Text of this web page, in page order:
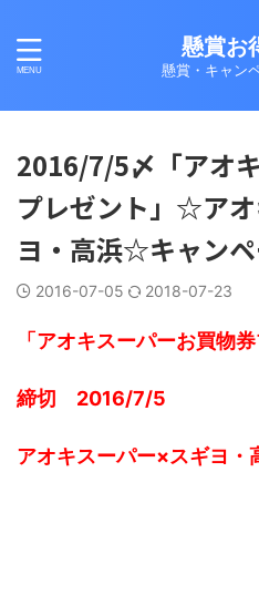
懸賞お
懸賞・キャン
2016/7/5〆「アオ
プレゼント」☆ア
ヨ・高浜☆キャン
2016-07-05 2018-07-23
「アオキスーパーお買物券
締切 2016/7/5
アオキスーパー×スギヨ・